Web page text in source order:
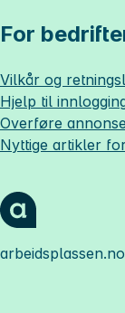
For
Vilkår og
Hjelp til
Overføre
Nyttige artikler
arbeidsplassen.no